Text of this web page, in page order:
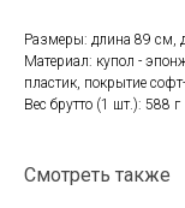
Размеры: длина 89 см,
Материал: купол -
пластик, покрытие
Вес брутто (1 шт.): 588 г
Смотреть также